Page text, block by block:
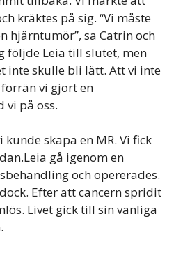
kräktes på sig. “Vi måste
hjärntumör”, sa Catrin och
följde Leia till slutet, men
inte skulle bli lätt. Att vi inte
vi gjort en
vi på oss.
kunde skapa en MR. Vi fick
gå igenom en
och opererades.
Efter att cancern spridit
Livet gick till sin vanliga